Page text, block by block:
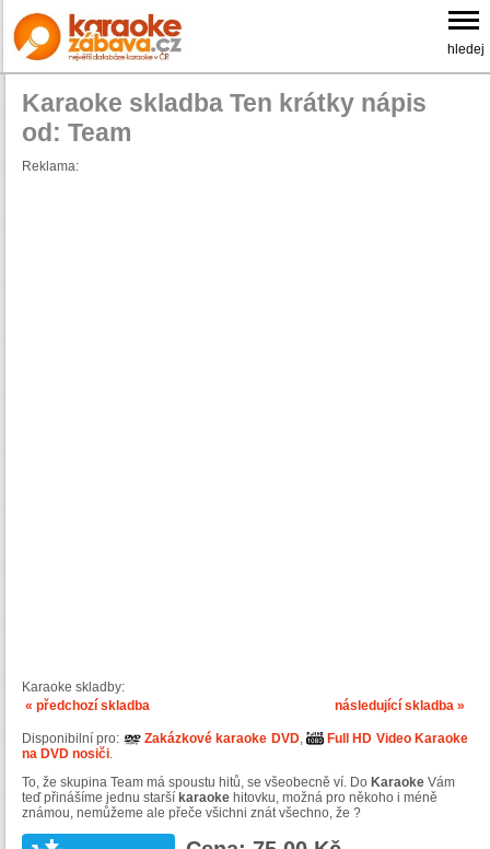
hledej
Karaoke skladba Ten krátky nápis
od: Team
Reklama:
Karaoke skladby:
« předchozí skladba
následující skladba »
Disponibilní pro: Zakázkové karaoke DVD,
Full HD Video Karaoke
na DVD nosiči.
To, že skupina Team má spoustu hitů, se všeobecně ví. Do Karaoke Vám
teď přinášíme jednu starší karaoke hitovku, možná pro někoho i méně
známou, nemůžeme ale přeče všichni znát všechno, že ?